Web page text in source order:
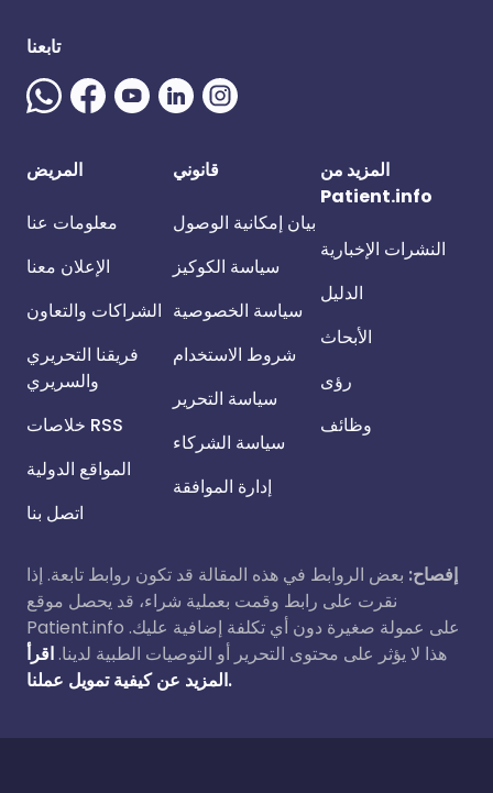
تابعنا
المريض
معلومات عنا
الإعلان معنا
الشراكات والتعاون
فريقنا التحريري
والسريري
خلاصات RSS
المواقع الدولية
اتصل بنا
قانوني
بيان إمكانية الوصول
سياسة الكوكيز
سياسة الخصوصية
شروط الاستخدام
سياسة التحرير
سياسة الشركاء
إدارة الموافقة
المزيد من
Patient.info
النشرات الإخبارية
الدليل
الأبحاث
رؤى
وظائف
إفصاح: بعض الروابط في هذه المقالة قد تكون روابط تابعة. إذا
نقرت على رابط وقمت بعملية شراء، قد يحصل موقع
Patient.info على عمولة صغيرة دون أي تكلفة إضافية عليك.
هذا لا يؤثر على محتوى التحرير أو التوصيات الطبية لدينا. اقرأ
المزيد عن كيفية تمويل عملنا.